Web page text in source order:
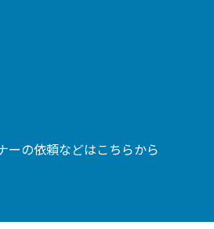
ーの依頼などはこちらから